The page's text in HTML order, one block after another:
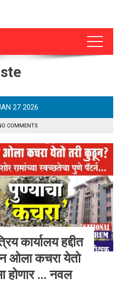
27 2026
COMMENTS
कार्यालय हद्दीत
ओला कचरा येतो
होणार … नवल